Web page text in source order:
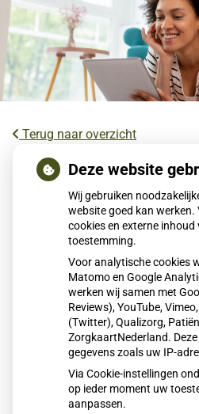
Terug naar overzicht
AI als diëtist? Zo
ChatGPT bij afvallen
AI kan snel en algemeen
afvallen, maar mist persoonlijke
kijkt naar leefstijl, stress,
adviseert duurzaam
startpunt, maar voor blijvend
begeleiding belangrijk.
Lees het hele artikel op:
Publicatiedatum:12-01-2026
Deze website
Wij gebruiken
website goed kan
cookies en externe inhoud
toestemming.
Voor analytische cookies
Matomo en Google
werken wij samen met
Reviews), YouTube,
(Twitter), Qualizorg,
ZorgkaartNederland.
gegevens zoals uw IP-
Via Cookie-instellingen
op ieder moment uw
aanpassen.